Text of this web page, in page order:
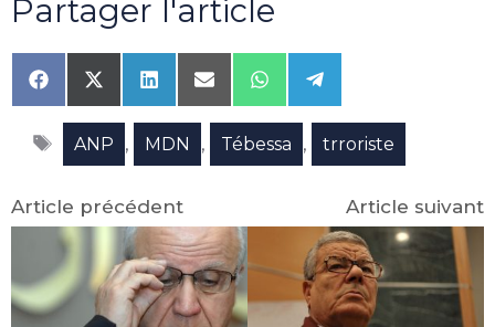
Partager l'article
Share
on
Facebook
Share
on
X
(Twitter)
Share
on
LinkedIn
Share
on
Email
Share
on
WhatsApp
Share
on
Telegram
Étiquettes
ANP , MDN , Tébessa , trroriste
Article précédent Article suivant